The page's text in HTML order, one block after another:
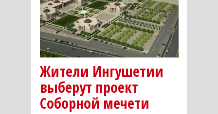
Жители Ингушетии
выберут проект
Соборной мечети